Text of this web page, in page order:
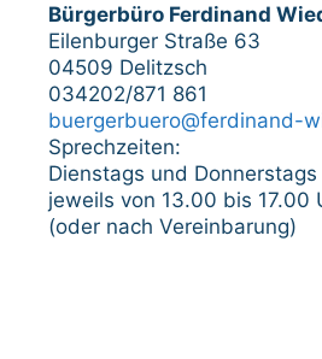
Bürgerbüro Ferdinand
Eilenburger Straße 63
04509 Delitzsch
034202/871 861
buergerbuero@ferdinand-
Sprechzeiten:
Dienstags und Donnerstags
jeweils von 13.00 bis 17.00
(oder nach Vereinbarung)